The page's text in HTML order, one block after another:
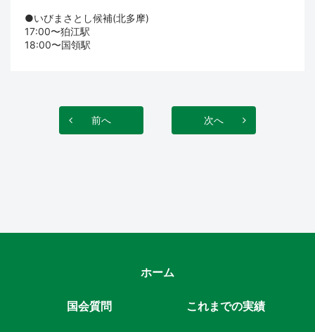
●いびまさとし候補(北多摩)
17:00〜狛江駅
18:00〜国領駅
前へ 次へ
ホーム
国会質問 これまでの実績